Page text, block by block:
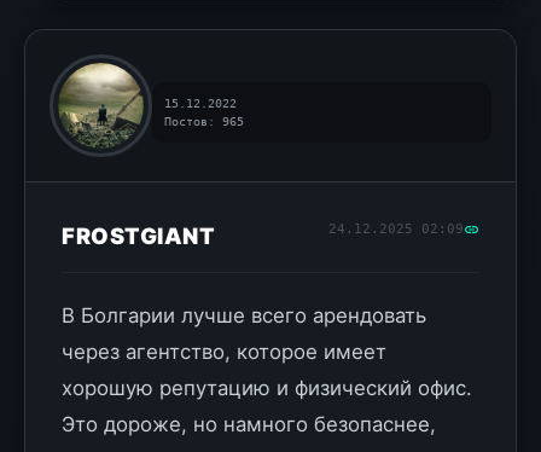
15.12.2022
Постов: 965
FROSTGIANT 24.12.2025 02:09
В Болгарии лучше всего арендовать
через агентство, которое имеет
хорошую репутацию и физический офис.
Это дороже, но намного безопаснее,